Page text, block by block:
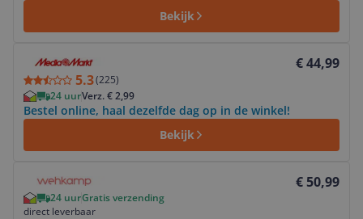
Bekijk
5.3(225)
€ 44,99
24 uurVerz. € 2,99
Bestel online, haal dezelfde dag op in de winkel!
Bekijk
€ 50,99
24 uurGratis verzending
direct leverbaar